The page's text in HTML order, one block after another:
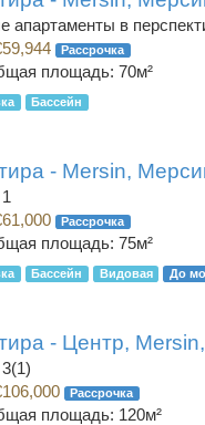
апартаменты в
Рассрочка
площадь: 70м²
Бассейн
- Mersin,
Рассрочка
площадь: 75м²
Бассейн Видовая До
- Центр,
Рассрочка
площадь: 120м²